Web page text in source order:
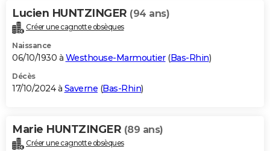
Lucien HUNTZINGER (94 ans)
Créer une cagnotte obsèques
Naissance
06/10/1930 à Westhouse-Marmoutier(Bas-Rhin)
Décès
17/10/2024 à Saverne (Bas-Rhin)
Marie HUNTZINGER (89 ans)
Créer une cagnotte obsèques